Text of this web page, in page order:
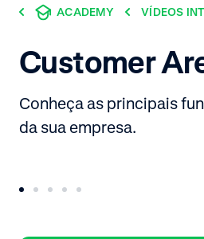
ACADEMY VÍDEOS
Customer
Conheça as principais
da sua empresa.